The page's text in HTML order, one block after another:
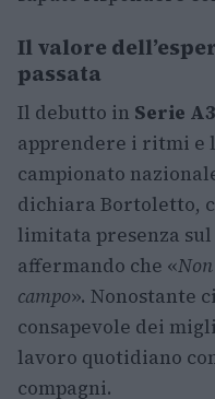
Il valore
passata
Il debutto in Serie A3
apprendere i ritmi e
campionato
dichiara Bortoletto,
limitata presenza
affermando che «
campo». Nonostante
consapevole dei
lavoro quotidiano
compagni.